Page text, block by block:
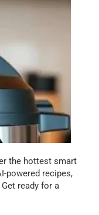
the hottest smart
powered recipes,
ready for a